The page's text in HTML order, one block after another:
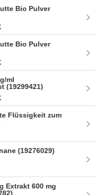
Bio Pulver
Bio Pulver
ml
(19299421)
Flüssigkeit zum
(19276029)
Extrakt 600 mg